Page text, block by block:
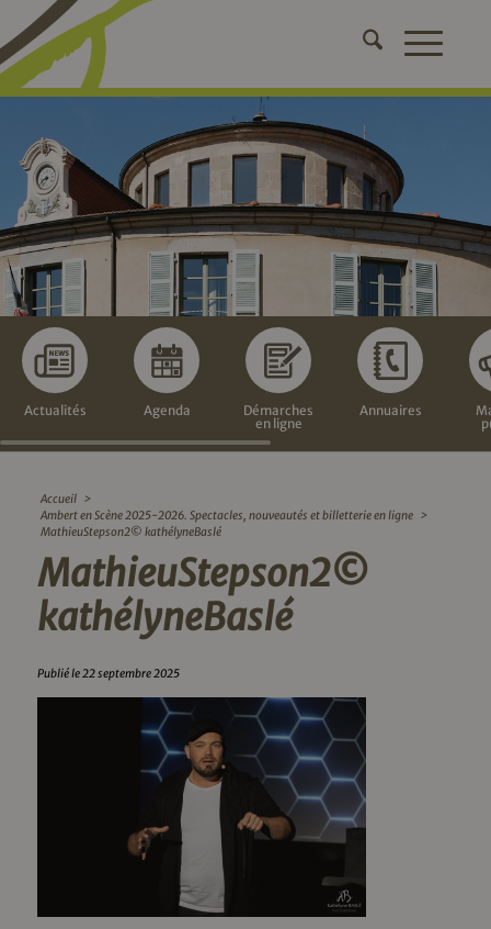
Actualités Agenda
Démarches
en ligne
Annuaires
Accueil >
Ambert en Scène 2025-2026. Spectacles, nouveautés et billetterie en ligne >
MathieuStepson2© kathélyneBaslé
MathieuStepson2©
kathélyneBaslé
Publié le 22 septembre 2025